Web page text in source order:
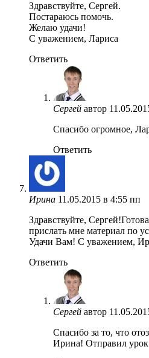
Здравствуйте, Сергей.
Постараюсь помочь.
Желаю удачи!
С уважением, Лариса
Ответить
Сергей автор
Спасибо огромное,
Ответить
Ирина 11.05.2015 в 4:55 пп
Здравствуйте,
прислать мне материал по
Удачи Вам! С уважением,
Ответить
Сергей автор
Спасибо за то, что
Ирина! Отправил